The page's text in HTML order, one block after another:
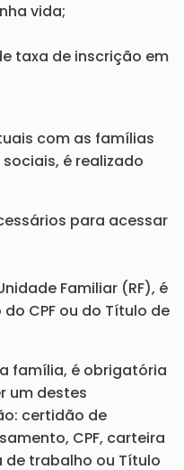
vida;
taxa de inscrição em
com as famílias
é realizado
para acessar
Familiar (RF), é
CPF ou do Título de
família, é obrigatória
um destes
certidão de
CPF, carteira
de trabalho ou Título